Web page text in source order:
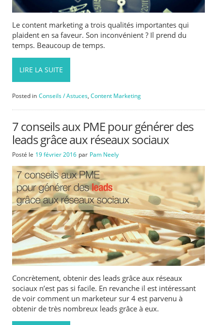
Le content marketing a trois qualités importantes qui
plaident en sa faveur. Son inconvénient ? Il prend du
temps. Beaucoup de temps.
LIRE LA SUITE
Posted in Conseils / Astuces,Content Marketing
7 conseils aux PME pour générer des
leads grâce aux réseaux sociaux
Posté le 19 février 2016 par Pam Neely
Concrètement, obtenir des leads grâce aux réseaux
sociaux n’est pas si facile. En revanche il est intéressant
de voir comment un marketeur sur 4 est parvenu à
obtenir de très nombreux leads grâce à eux.